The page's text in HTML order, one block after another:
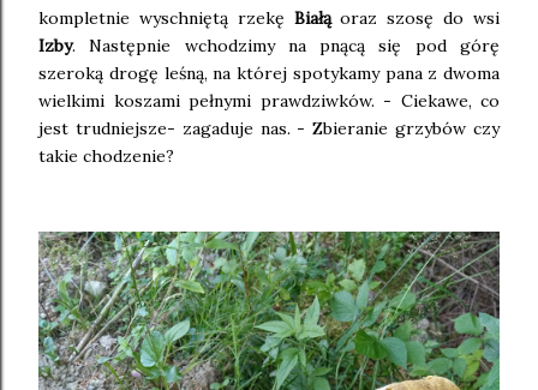
kompletnie wyschniętą rzekę Białąoraz szosę do wsi
Izby. Następnie wchodzimy na pnącą się pod górę
szeroką drogę leśną, na której spotykamy pana z dwoma
wielkimi koszami pełnymi prawdziwków. - Ciekawe, co
jest trudniejsze- zagaduje nas. - Zbieranie grzybów czy
takie chodzenie?